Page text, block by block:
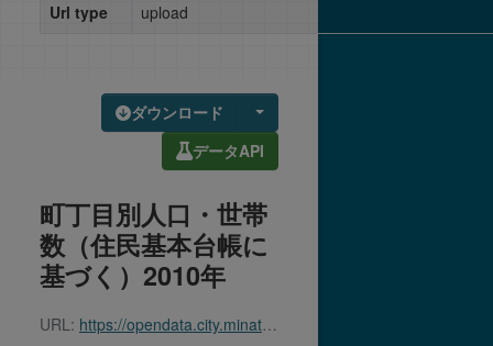
ダウンロード
データAPI
町丁目別人口・世帯
数（住民基本台帳に
基づく）2010年
URL: https://opendata.city.minato.tokyo.jp/dataset/213a32cd-85de-4c30-aaf9-7164c5bf06c9/resource/2825f65f-c9cf-43eb-9641-e86c0f986d10/download/chomokubetu_2010.csv
Url type upload